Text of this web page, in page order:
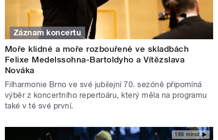
Záznam koncertu
Moře klidné a moře rozbouřené ve skladbách
Felixe Medelssohna-Bartoldyho a Vítězslava
Nováka
Filharmonie Brno ve své jubilejní 70. sezóně připomíná
výběr z koncertního repertoáru, který měla na programu
také v té své první.
188 minut